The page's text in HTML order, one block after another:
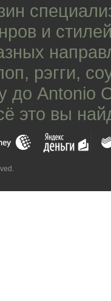
и
, рэгги,
до Antonio
это вы